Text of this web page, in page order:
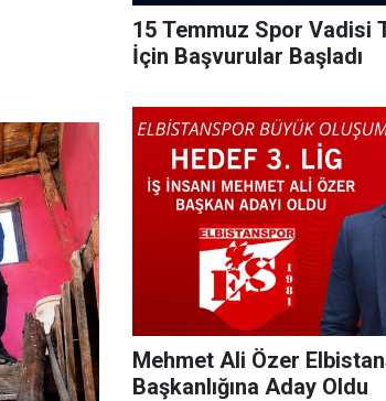
15 Temmuz Spor Vadisi
İçin Başvurular Başladı
Mehmet Ali Özer
Başkanlığına Aday Oldu